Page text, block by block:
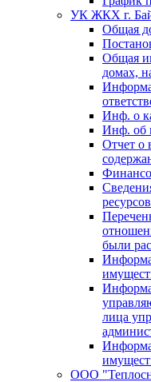
УК ЖКХ г.
Общая
Общая
домах,
Инф. о
Инф. об
Отчет о
были
лица
ООО